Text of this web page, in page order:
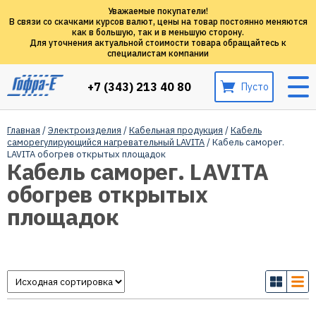
Уважаемые покупатели!
В связи со скачками курсов валют, цены на товар постоянно меняются
как в большую, так и в меньшую сторону.
Для уточнения актуальной стоимости товара обращайтесь к
специалистам компании
+7 (343) 213 40 80 Пусто
Главная /Электроизделия /Кабельная продукция /Кабель
саморегулирующийся нагревательный LAVITA/ Кабель саморег.
LAVITA обогрев открытых площадок
Кабель саморег. LAVITA
обогрев открытых
площадок